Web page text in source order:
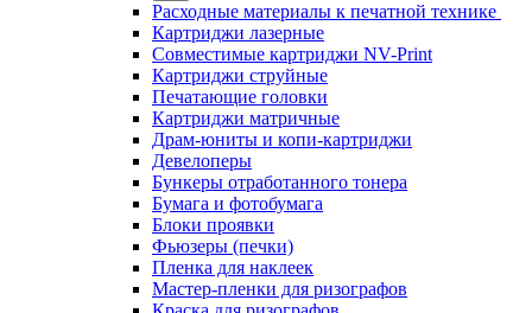
Расходные материалы к печатной технике
Картриджи лазерные
Совместимые картриджи NV-Print
Картриджи струйные
Печатающие головки
Картриджи матричные
Драм-юниты и копи-картриджи
Девелоперы
Бункеры отработанного тонера
Бумага и фотобумага
Блоки проявки
Фьюзеры (печки)
Пленка для наклеек
Мастер-пленки для ризографов